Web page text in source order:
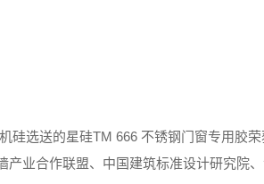
选送的星硅TM 666 不锈钢门窗专用胶荣
业合作联盟、中国建筑标准设计研究院